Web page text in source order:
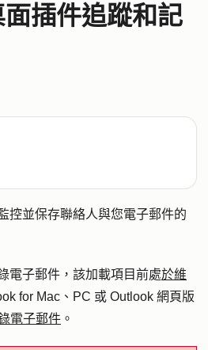
插件追蹤和記
控並保存聯絡人與您電子郵件的
電子郵件，該加載項目前處於維
for Mac、PC 或 Outlook 網頁版
電子郵件 。